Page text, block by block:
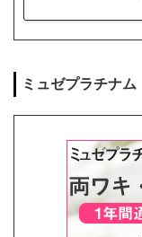
ミュゼプラチナム